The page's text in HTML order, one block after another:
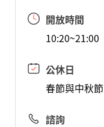
開放時間
10:20~21:00
公休日
春節與中秋節
諮詢